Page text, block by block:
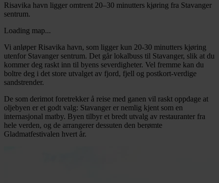
Risavika havn ligger omtrent 20–30 minutters kjøring fra Stavanger
sentrum.
Loading map...
Vi anløper Risavika havn, som ligger kun 20-30 minutters kjøring
utenfor Stavanger sentrum. Det går lokalbuss til Stavanger, slik at du
kommer deg raskt inn til byens severdigheter. Vel fremme kan du
boltre deg i det store utvalget av fjord, fjell og postkort-verdige
sandstrender.
De som derimot foretrekker å reise med ganen vil raskt oppdage at
oljebyen er et godt valg: Stavanger er nemlig kjent som en
internasjonal matby. Byen tilbyr et bredt utvalg av restauranter fra
hele verden, og de arrangerer dessuten den berømte
Gladmatfestivalen hvert år.